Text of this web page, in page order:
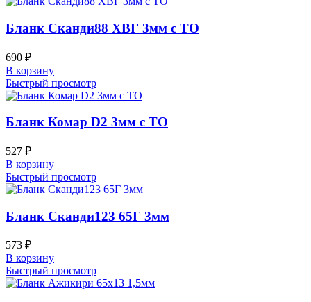
Бланк Сканди88 ХВГ 3мм с ТО
690 ₽
В корзину
Быстрый просмотр
Бланк Комар D2 3мм с ТО
527 ₽
В корзину
Быстрый просмотр
Бланк Сканди123 65Г 3мм
573 ₽
В корзину
Быстрый просмотр